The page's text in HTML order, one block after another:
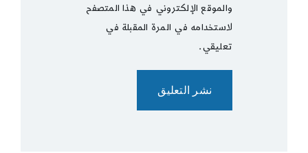
والموقع الإلكتروني في هذا المتصفح
لاستخدامه في المرة المقبلة في
تعليقي.